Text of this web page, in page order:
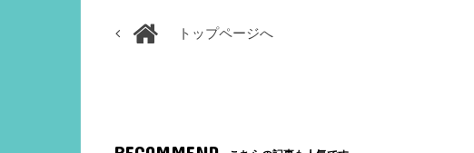
トップページへ